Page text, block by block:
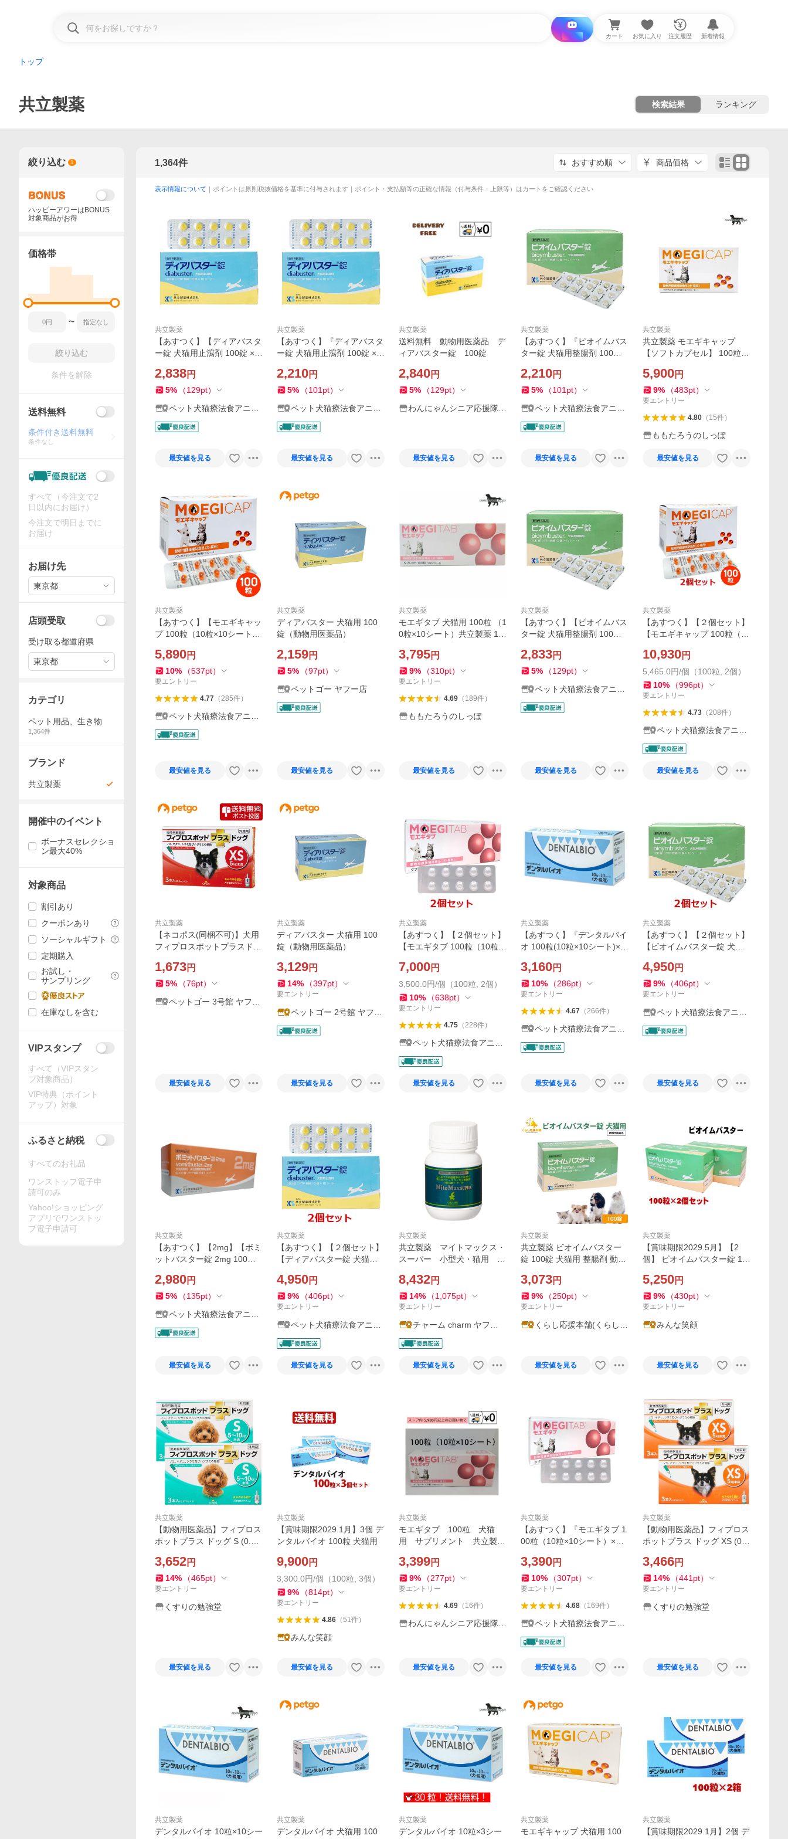
i と探す カート お気に入り 注文履歴 新着情報
トップ
共立製薬 検索結果 ランキング
1,364件 おすすめ順 商品価格
表示情報について ｜ポイントは原則税抜価格を基準に付与されます｜ポイント・支払額等の正確な情報（付与条件・上限等）はカートをご確認ください
共立製薬
【あすつく】【ディアバスタ
ー錠 犬猫用止瀉剤 100錠 ×１
器官用薬 / 胃腸薬（下痢止
め）]
2,838円
5% （129pt）
ペット犬猫療法食アニマ
ルドクター
最安値を見る
共立製薬
【あすつく】『ディアバスタ
ー錠 犬猫用止瀉剤 100錠 ×１
器官用薬 / 胃腸薬（下痢止
め）]
2,210円
5% （101 pt）
ペット犬猫療法食アニマ
ルドクター
最安値を見る
共立製薬
送料無料 動物用医薬品 デ
ィアバスター錠 100錠
2,840円
5% （129pt）
わんにゃんシニア応援隊m
最安値を見る
共立製薬
【あすつく】『ビオイムバス
ター錠 犬猫用整腸剤 100錠 ×
化器官用薬 / 胃腸薬（下痢止
め）]
2,210円
5% （101 pt）
ペット犬猫療法食アニマ
ルドクター
最安値を見る
共立製薬
共立製薬 モエギキャップ
【ソフトカプセル】 100粒
犬猫用 1注文4個まで送料無
料（ポスト投函便）
5,900円
9% （483pt）
要エントリー
4.80（ 15件）
ももたろうのしっぽ
最安値を見る
共立製薬
【あすつく】【モエギキャッ
プ 100粒（10粒×10シート）
【関節】
5,890円
10% （537pt）
要エントリー
4.77（285件）
ペット犬猫療法食アニマ
ルドクター
最安値を見る
共立製薬
ディアバスター 犬猫用 100
錠（動物用医薬品）
2,159円
5% （97pt）
ペットゴー ヤフー店
最安値を見る
共立製薬
モエギタブ 犬猫用 100粒 （1
0粒×10シート）共立製薬 1注
投函便）
3,795円
9% （310pt）
要エントリー
4.69（ 189件）
ももたろうのしっぽ
最安値を見る
共立製薬
【あすつく】【ビオイムバス
ター錠 犬猫用整腸剤 100錠 ×
化器官用薬 / 胃腸薬（下痢止
め）]
2,833円
5% （129pt）
ペット犬猫療法食アニマ
ルドクター
最安値を見る
共立製薬
【あすつく】【２個セット】
【モエギキャップ 100粒（10
用【共立製薬】【関節】
10,930円
5,465.0円/個（100粒, 2個）
10% （996pt）
要エントリー
4.73（208件）
ペット犬猫療法食アニマ
ルドクター
最安値を見る
共立製薬
【ネコポス(同梱不可)】犬用
フィプロスポットプラスドッ
ト）（動物用医薬品）
1,673円
5% （76pt）
ペットゴー 3号館 ヤフー
最安値を見る
共立製薬
ディアバスター 犬猫用 100
錠（動物用医薬品）
3,129円
14% （397pt）
要エントリー
ペットゴー 2号館 ヤフー
店
最安値を見る
共立製薬
【あすつく】【２個セット】
【モエギタブ 100粒（10粒×
【共立製薬】【関節】
7,000円
3,500.0円/個（100粒, 2個）
10% （638pt）
要エントリー
4.75（228件）
ペット犬猫療法食アニマ
ルドクター
最安値を見る
共立製薬
【あすつく】『デンタルバイ
オ 100粒(10粒×10シート)×１
腔】
3,160円
10% （286pt）
要エントリー
4.67（266件）
ペット犬猫療法食アニマ
ルドクター
最安値を見る
共立製薬
【あすつく】【２個セット】
【ビオイムバスター錠 犬猫
物用医薬品】[消化器官用薬 /
胃腸薬（下痢止め）]
4,950円
9% （406pt）
要エントリー
ペット犬猫療法食アニマ
ルドクター
最安値を見る
共立製薬
【あすつく】【2mg】【ボミ
ットバスター錠 2mg 100錠 ×
化器官用薬 / 胃腸薬] 【犬猫
用制吐・消化器機能異常治療
2,980円
5% （135pt）
ペット犬猫療法食アニマ
ルドクター
最安値を見る
共立製薬
【あすつく】【２個セット】
【ディアバスター錠 犬猫用
用医薬品】[消化器官用薬 / 胃
腸薬（下痢止め）]
4,950円
9% （406pt）
要エントリー
ペット犬猫療法食アニマ
ルドクター
最安値を見る
共立製薬
共立製薬 マイトマックス・
スーパー 小型犬・猫用 １
8,432円
14% （1,075pt）
要エントリー
チャーム charm ヤフー
店
最安値を見る
共立製薬
共立製薬 ビオイムバスター
錠 100錠 犬猫用 整腸剤 動物
3,073円
9% （250pt）
要エントリー
くらし応援本舗(くらしド
最安値を見る
共立製薬
【賞味期限2029.5月】【2
個】 ビオイムバスター錠 10
5,250円
9% （430pt）
要エントリー
みんな笑顔
最安値を見る
共立製薬
【動物用医薬品】フィプロス
ポットプラス ドッグ S (0.67
便送料無料
3,652円
14% （465pt）
要エントリー
くすりの勉強堂
最安値を見る
共立製薬
【賞味期限2029.1月】3個 デ
ンタルバイオ 100粒 犬猫用
9,900円
3,300.0円/個（100粒, 3個）
9% （814pt）
要エントリー
4.86（51件）
みんな笑顔
最安値を見る
共立製薬
モエギタブ 100粒 犬猫
用 サプリメント 共立製
3,399円
9% （277pt）
要エントリー
4.69（ 16件）
わんにゃんシニア応援隊m
最安値を見る
共立製薬
【あすつく】『モエギタブ 1
00粒（10粒×10シート）×１
節】
3,390円
10% （307pt）
要エントリー
4.68（ 169件）
ペット犬猫療法食アニマ
ルドクター
最安値を見る
共立製薬
【動物用医薬品】フィプロス
ポットプラス ドッグ XS (0.5
便送料無料
3,466円
14% （441 pt）
要エントリー
くすりの勉強堂
最安値を見る
共立製薬
デンタルバイオ 10粒×10シー
共立製薬
デンタルバイオ 犬猫用 100
共立製薬
デンタルバイオ 10粒×3シー
共立製薬
モエギキャップ 犬猫用 100
共立製薬
【賞味期限2029.1月】2個 デ
絞り込む 1
ハッピーアワーはBONUS
対象商品がお得
価格帯
〜
絞り込む
条件を解除
送料無料
条件付き送料無料
条件なし
すべて（今注文で2
日以内にお届け）
今注文で明日までに
お届け
お届け先
東京都
店頭受取
受け取る都道府県
東京都
カテゴリ
ペット用品、生き物
1,364件
ブランド
共立製薬
開催中のイベント
ボーナスセレクショ
ン最大40%
対象商品
割引あり
クーポンあり
ソーシャルギフト
定期購入
お試し・
サンプリング
在庫なしを含む
VIPスタンプ
すべて（VIPスタン
プ対象商品）
VIP特典（ポイント
アップ）対象
ふるさと納税
すべてのお礼品
ワンストップ電子申
請可のみ
Yahoo!ショッピング
アプリでワンストッ
プ電子申請可